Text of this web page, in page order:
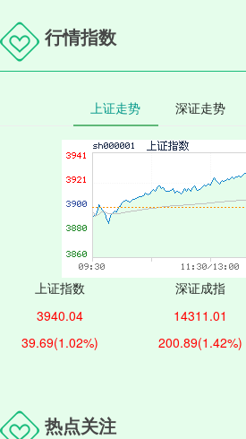
行情指数
上证走势 深证走势
上证指数
3940.04
39.69(1.02%)
深证成指
14311.01
200.89(1.42%)
热点关注